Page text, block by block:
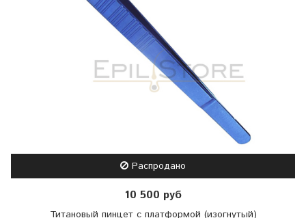
Распродано
10 500 руб
Титановый пинцет с платформой (изогнутый)